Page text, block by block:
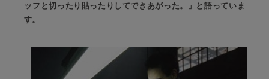
ッフと切ったり貼ったりしてできあがった。」と語っていま
す。